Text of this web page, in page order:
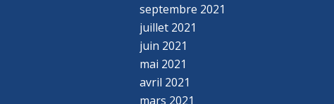
septembre 2021
juillet 2021
juin 2021
mai 2021
avril 2021
mars 2021